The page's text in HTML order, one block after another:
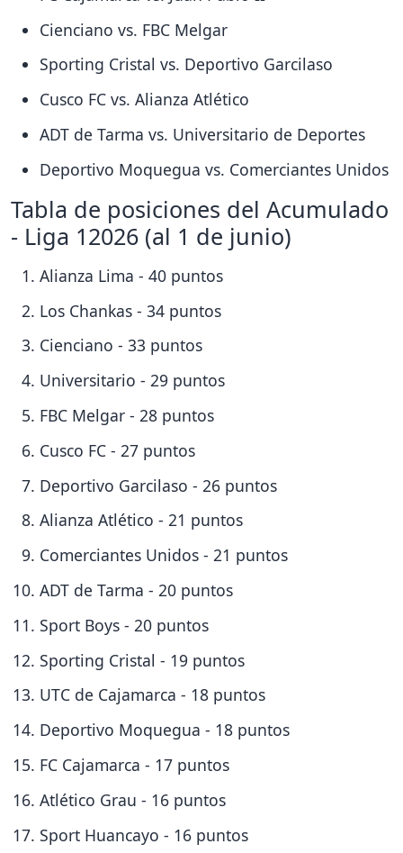
Cienciano vs. FBC Melgar
Sporting Cristal vs. Deportivo Garcilaso
Cusco FC vs. Alianza Atlético
ADT de Tarma vs. Universitario de Deportes
Deportivo Moquegua vs. Comerciantes Unidos
Tabla de posiciones del Acumulado
- Liga 12026 (al 1 de junio)
Alianza Lima - 40 puntos
Los Chankas - 34 puntos
Cienciano - 33 puntos
Universitario - 29 puntos
FBC Melgar - 28 puntos
Cusco FC - 27 puntos
Deportivo Garcilaso - 26 puntos
Alianza Atlético - 21 puntos
Comerciantes Unidos - 21 puntos
ADT de Tarma - 20 puntos
Sport Boys - 20 puntos
Sporting Cristal - 19 puntos
UTC de Cajamarca - 18 puntos
Deportivo Moquegua - 18 puntos
FC Cajamarca - 17 puntos
Atlético Grau - 16 puntos
Sport Huancayo - 16 puntos